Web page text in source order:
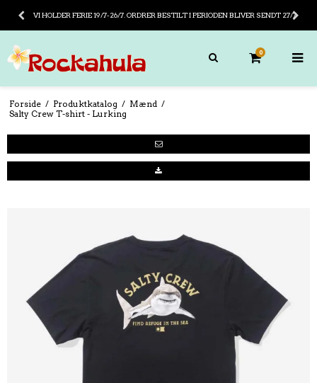
VI HOLDER FERIE 19/7-26/7. ORDRER BESTILT I PERIODEN BLIVER SENDT 27/7
0
Forside / Produktkatalog / Mænd /
Salty Crew T-shirt - Lurking